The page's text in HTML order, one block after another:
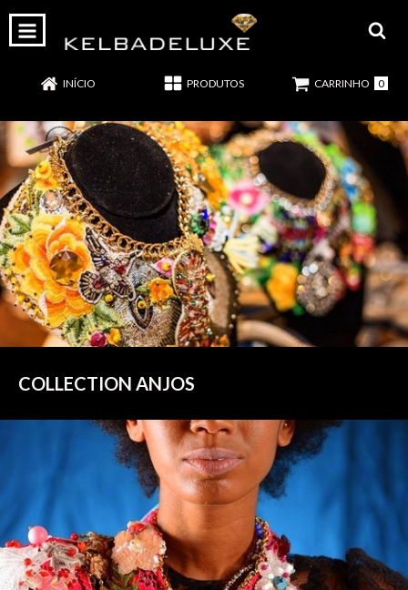
INÍCIO PRODUTOS CARRINHO 0
COLLECTION ANJOS